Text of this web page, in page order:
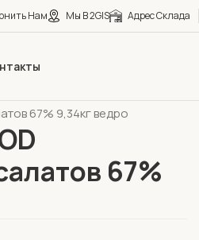
Нам Мы В 2GIS Адрес Склада
67% 9,34кг ведро
67%